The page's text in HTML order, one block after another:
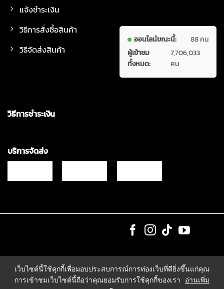
แจ้งชำระเงิน
วิธีการสั่งซื้อสินค้า
วิธีจัดส่งสินค้า
ออนไลน์ขณะนี้:
88 คน
ผู้เข้าชม
ทั้งหมด:
7,706,033
คน
วิธีการชำระเงิน
บริการจัดส่ง
เว็บไซต์นี้ใช้คุกกี้เพื่อมอบประสบการณ์การท่องเว็บที่ดียิ่งขึ้นแก่คุณ
การเข้าชมเว็บไซต์นี้ถือว่าคุณยอมรับการใช้คุกกี้ของเรา
อ่านเพิ่ม